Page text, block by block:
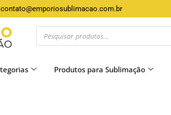
contato@emporiosublimacao.com.br
Produtos para Sublimação